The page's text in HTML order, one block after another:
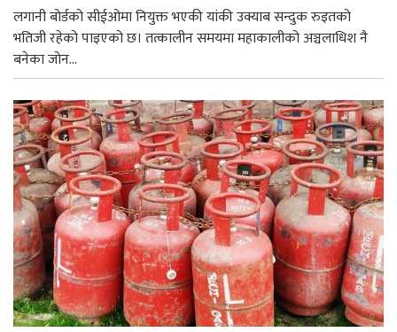
लगानी बोर्डको सीईओमा नियुक्त भएकी यांकी उक्याब सन्दुक रुइतको
भतिजी रहेको पाइएको छ। तत्कालीन समयमा महाकालीको अञ्चलाधिश नै
बनेका जोन...